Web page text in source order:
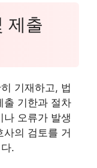
제출
기재하고, 법
출 기한과 절차
나 오류가 발생
의 검토를 거
.